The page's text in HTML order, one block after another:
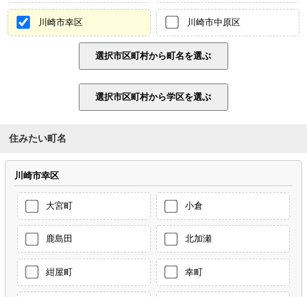
川崎市幸区 川崎市中原区
住みたい町名
川崎市幸区
大宮町 小倉
鹿島田 北加瀬
紺屋町 幸町